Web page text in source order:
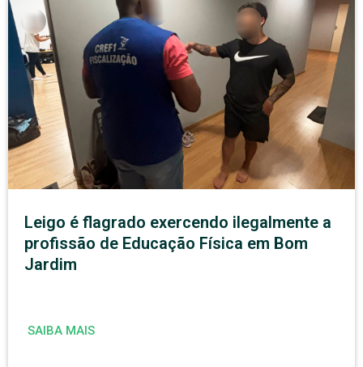
Leigo é flagrado exercendo ilegalmente a
profissão de Educação Física em Bom
Jardim
SAIBA MAIS